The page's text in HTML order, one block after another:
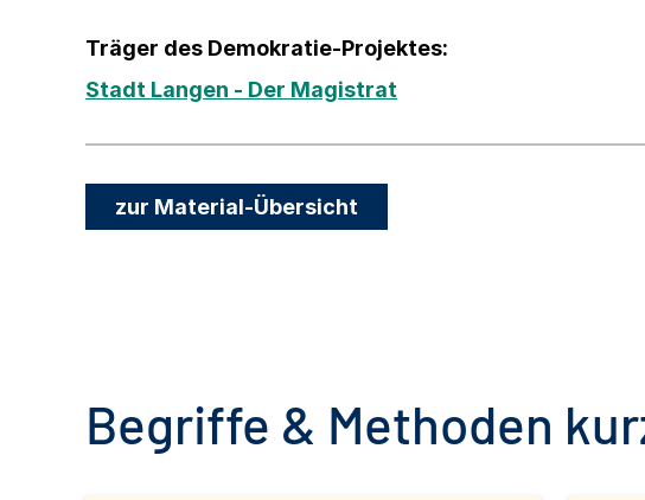
Träger des Demokratie-Projektes:
Stadt Langen - Der Magistrat
zur Material-Übersicht
Begriffe & Methoden